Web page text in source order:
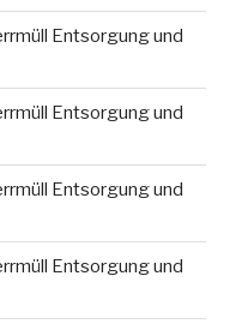
Entsorgung und
Entsorgung und
Entsorgung und
Entsorgung und